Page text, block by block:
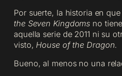
Por suerte, la historia en
the Seven Kingdoms no
aquella serie de 2011 ni su
visto, House of the Dragon.
Bueno, al menos no una